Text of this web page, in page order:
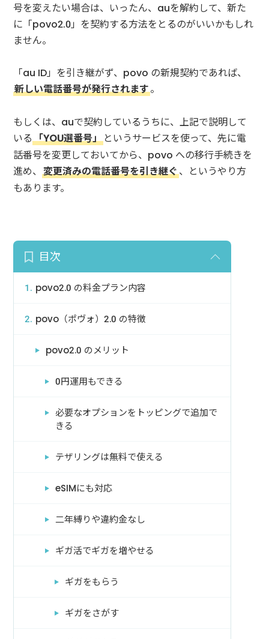
号を変えたい場合は、いったん、auを解約して、新た
に「povo2.0」を契約する方法をとるのがいいかもしれ
ません。
「au ID」を引き継がず、povo の新規契約であれば、
新しい電話番号が発行されます。
もしくは、auで契約しているうちに、上記で説明して
いる「YOU選番号」というサービスを使って、先に電
話番号を変更しておいてから、povo への移行手続きを
進め、変更済みの電話番号を引き継ぐ、というやり方
もあります。
目次
povo2.0 の料金プラン内容
povo（ポヴォ）2.0 の特徴
povo2.0 のメリット
0円運用もできる
必要なオプションをトッピングで追加で
きる
テザリングは無料で使える
eSIMにも対応
二年縛りや違約金なし
ギガ活でギガを増やせる
ギガをもらう
ギガをさがす